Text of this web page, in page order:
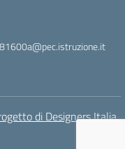
di Designers Italia